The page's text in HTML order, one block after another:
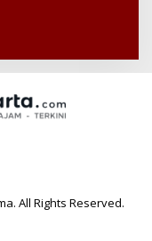
All Rights Reserved.